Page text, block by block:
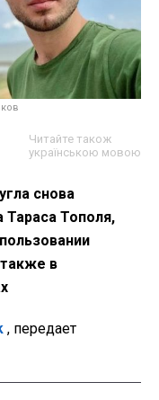
Читайте також
українською мовою
снова
Тараса Тополя,
в
, передает